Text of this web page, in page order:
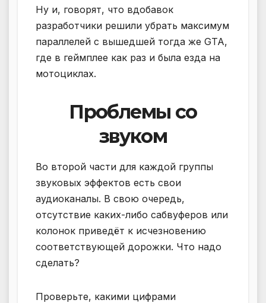
Ну и, говорят, что вдобавок
разработчики решили убрать максимум
параллелей с вышедшей тогда же GTA,
где в геймплее как раз и была езда на
мотоциклах.
Проблемы со
звуком
Во второй части для каждой группы
звуковых эффектов есть свои
аудиоканалы. В свою очередь,
отсутствие каких-либо сабвуферов или
колонок приведёт к исчезновению
соответствующей дорожки. Что надо
сделать?
Проверьте, какими цифрами